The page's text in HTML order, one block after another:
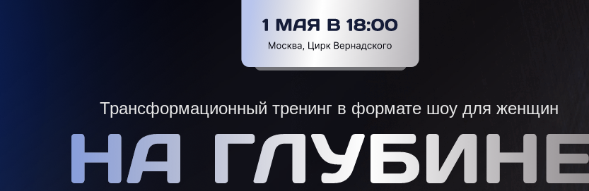
Трансформационный тренинг в формате шоу для женщин